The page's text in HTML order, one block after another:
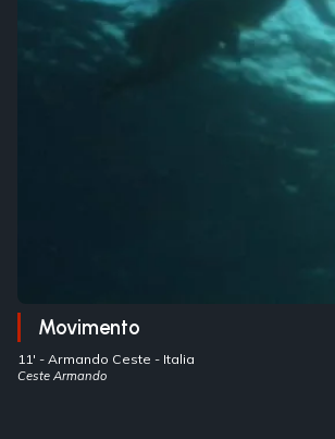
Movimento
11' - Armando Ceste - Italia
Ceste Armando